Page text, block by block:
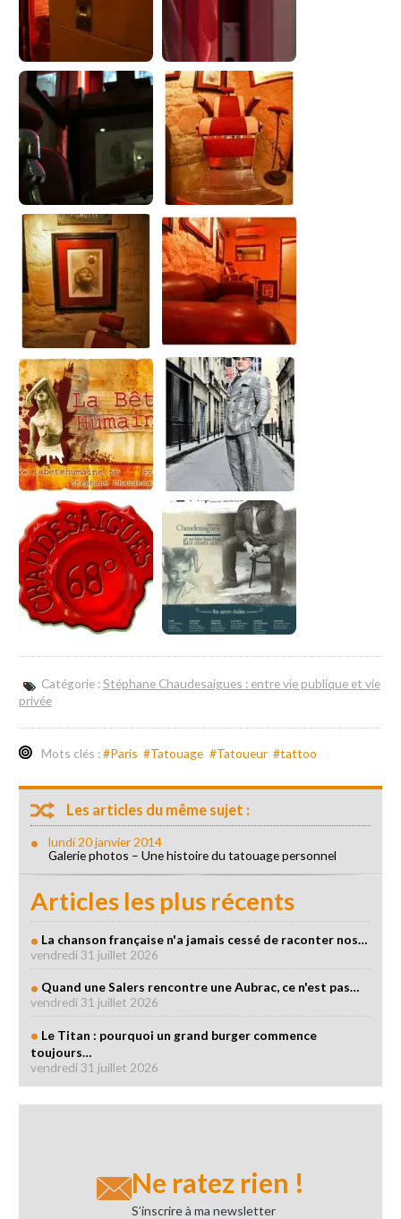
Catégorie :Stéphane Chaudesaigues : entre vie publique et vie
privée
Mots clés :#Paris #Tatouage #Tatoueur #tattoo
Les articles du même sujet :
lundi 20 janvier 2014
Galerie photos – Une histoire du tatouage personnel
Articles les plus récents
La chanson française n'a jamais cessé de raconter nos…
vendredi 31 juillet 2026
Quand une Salers rencontre une Aubrac, ce n'est pas…
vendredi 31 juillet 2026
Le Titan : pourquoi un grand burger commence
toujours…
vendredi 31 juillet 2026
Ne ratez rien !
S’inscrire à ma newsletter